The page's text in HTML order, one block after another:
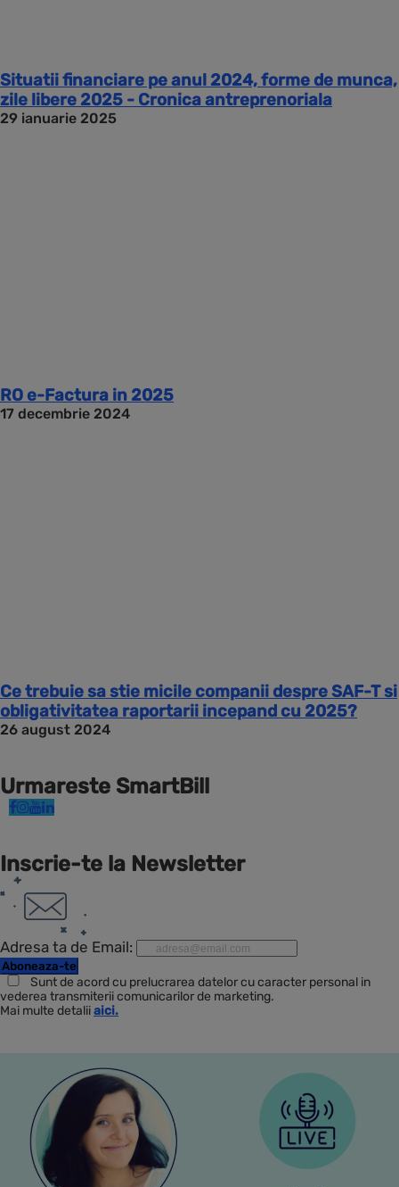
Situatii financiare pe anul 2024, forme de munca,
zile libere 2025 - Cronica antreprenoriala
29 ianuarie 2025
RO e-Factura in 2025
17 decembrie 2024
Ce trebuie sa stie micile companii despre SAF-T si
obligativitatea raportarii incepand cu 2025?
26 august 2024
Urmareste SmartBill
Inscrie-te la Newsletter
Adresa ta de Email:
Sunt de acord cu prelucrarea datelor cu caracter personal in
vederea transmiterii comunicarilor de marketing.
Mai multe detaliiaici.